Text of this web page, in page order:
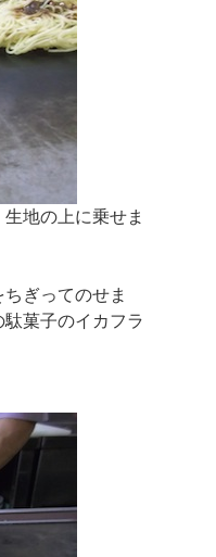
地の上に乗せま
ぎってのせま
菓子のイカフラ